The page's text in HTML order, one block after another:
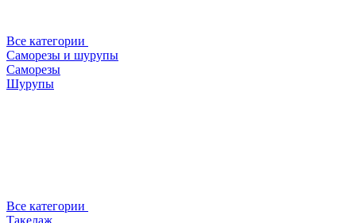
Все категории
Саморезы и шурупы
Саморезы
Шурупы
Все категории
Такелаж